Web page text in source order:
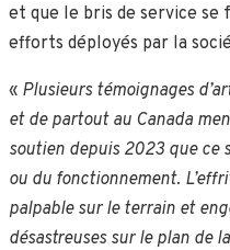
et que le bris de service
efforts déployés par la
« Plusieurs témoignages
et de partout au Canada
soutien depuis 2023 que ce
ou du fonctionnement.
palpable sur le terrain et
désastreuses sur le plan de